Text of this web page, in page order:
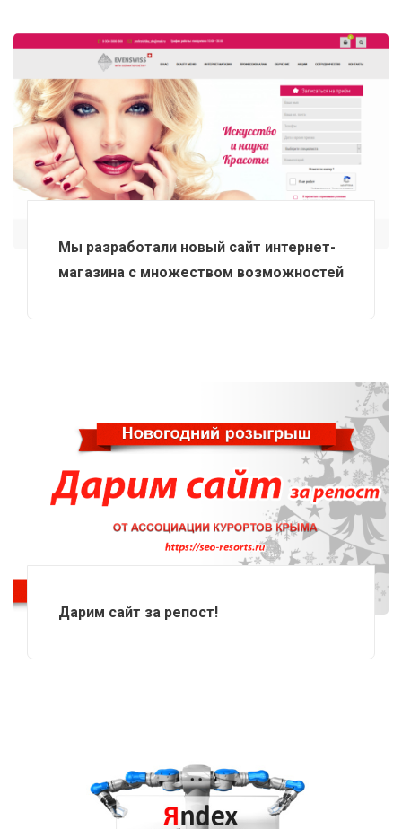
Мы разработали новый сайт интернет-
магазина с множеством возможностей
Дарим сайт за репост!